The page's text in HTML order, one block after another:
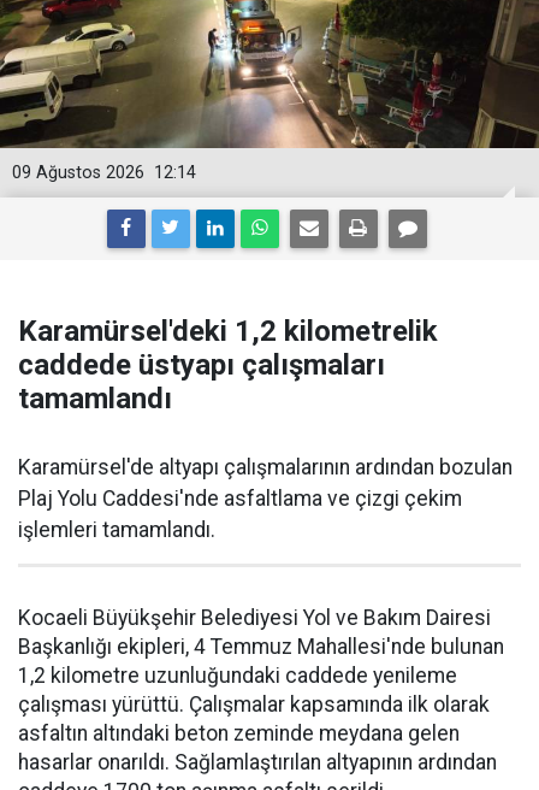
12:14
09 Ağustos 2026
Karamürsel'deki 1,2 kilometrelik
caddede üstyapı çalışmaları
tamamlandı
Karamürsel'de altyapı çalışmalarının ardından bozulan
Plaj Yolu Caddesi'nde asfaltlama ve çizgi çekim
işlemleri tamamlandı.
Kocaeli Büyükşehir Belediyesi Yol ve Bakım Dairesi
Başkanlığı ekipleri, 4 Temmuz Mahallesi'nde bulunan
1,2 kilometre uzunluğundaki caddede yenileme
çalışması yürüttü. Çalışmalar kapsamında ilk olarak
asfaltın altındaki beton zeminde meydana gelen
hasarlar onarıldı. Sağlamlaştırılan altyapının ardından